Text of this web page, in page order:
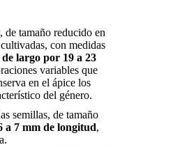
, de tamaño reducido en
con medidas
de largo por 19 a 23
variables que
en el ápice los
del género.
semillas, de tamaño
a 7 mm de longitud,